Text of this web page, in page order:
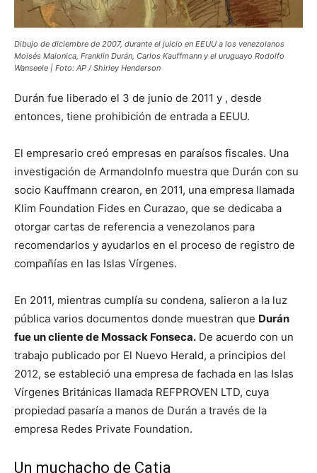
Dibujo de diciembre de 2007, durante el juicio en EEUU a los venezolanos
Moisés Maionica, Franklin Durán, Carlos Kauffmann y el uruguayo Rodolfo
Wanseele | Foto: AP / Shirley Henderson
Durán fue liberado el 3 de junio de 2011 y , desde
entonces, tiene prohibición de entrada a EEUU.
El empresario creó empresas en paraísos fiscales. Una
investigación de ArmandoInfo muestra que Durán con su
socio Kauffmann crearon, en 2011, una empresa llamada
Klim Foundation Fides en Curazao, que se dedicaba a
otorgar cartas de referencia a venezolanos para
recomendarlos y ayudarlos en el proceso de registro de
compañías en las Islas Vírgenes.
En 2011, mientras cumplía su condena, salieron a la luz
pública varios documentos donde muestran que Durán
fue un cliente de Mossack Fonseca. De acuerdo con un
trabajo publicado por El Nuevo Herald, a principios del
2012, se estableció una empresa de fachada en las Islas
Vírgenes Británicas llamada REFPROVEN LTD, cuya
propiedad pasaría a manos de Durán a través de la
empresa Redes Private Foundation.
Un muchacho de Catia